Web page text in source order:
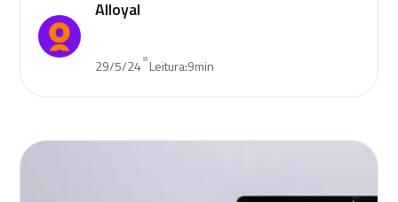
Alloyal
29/5/24•Leitura:9min